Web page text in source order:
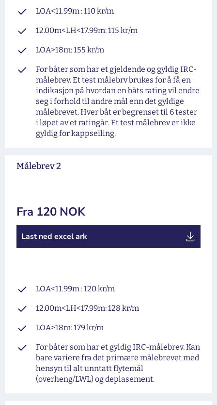
LOA<11.99m : 110 kr/m
12.00m<LH<17.99m: 115 kr/m
LOA>18m: 155 kr/m
For båter som har et gjeldende og gyldig IRC-
målebrev. Et test målebrv brukes for å få en
indikasjon på hvordan en båts rating vil endre
seg i forhold til andre mål enn det gyldige
målebrevet. Hver båt er begrenset til 6 tester
i løpet av et ratingår. Et test målebrev er ikke
gyldig for kappseiling.
Målebrev 2
Fra 120 NOK
Last ned excel ark
LOA<11.99m : 120 kr/m
12.00m<LH<17.99m: 128 kr/m
LOA>18m: 179 kr/m
For båter som har et gyldig IRC-målebrev. Kan
bare variere fra det primære målebrevet med
hensyn til alt unntatt flytemål
(overheng/LWL) og deplasement.